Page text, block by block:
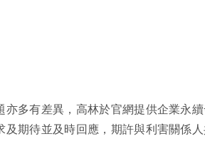
多有差異，高林於官網提供企業永
期待並及時回應，期許與利害關係